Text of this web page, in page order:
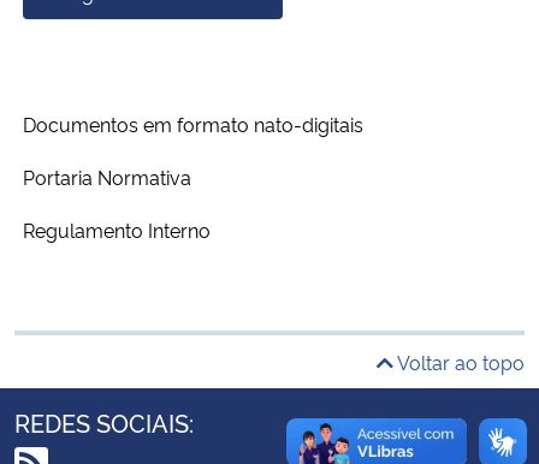
Ministério da Cidadania
Ministério do Turismo
Documentos em formato nato-digitais
Portaria Normativa
Regulamento Interno
Voltar ao topo
REDES SOCIAIS: